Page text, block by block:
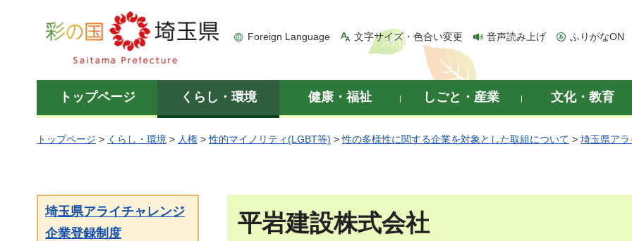
彩の国 埼玉県
Foreign Language 文字サイズ・色合い変更 音声読み上げ ふりがなON
トップページ くらし・環境 健康・福祉 しごと・産業 文化・教育
トップページ > くらし・環境 > 人権 >性的マイノリティ(LGBT等) >性の多様性に関する企業を対象とした取組について > 埼玉県ア
埼玉県アライチャレンジ
企業登録制度
平岩建設株式会社